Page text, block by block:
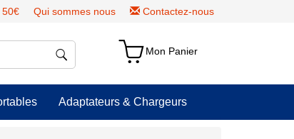
50€ Qui sommes nous Contactez-nous
Mon Panier
Adaptateurs & Chargeurs